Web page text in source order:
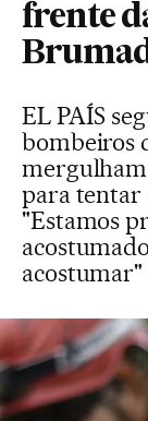
frente
EL PAÍS
bombeiros
mergulham
para tentar
"Estamos
acostumar"